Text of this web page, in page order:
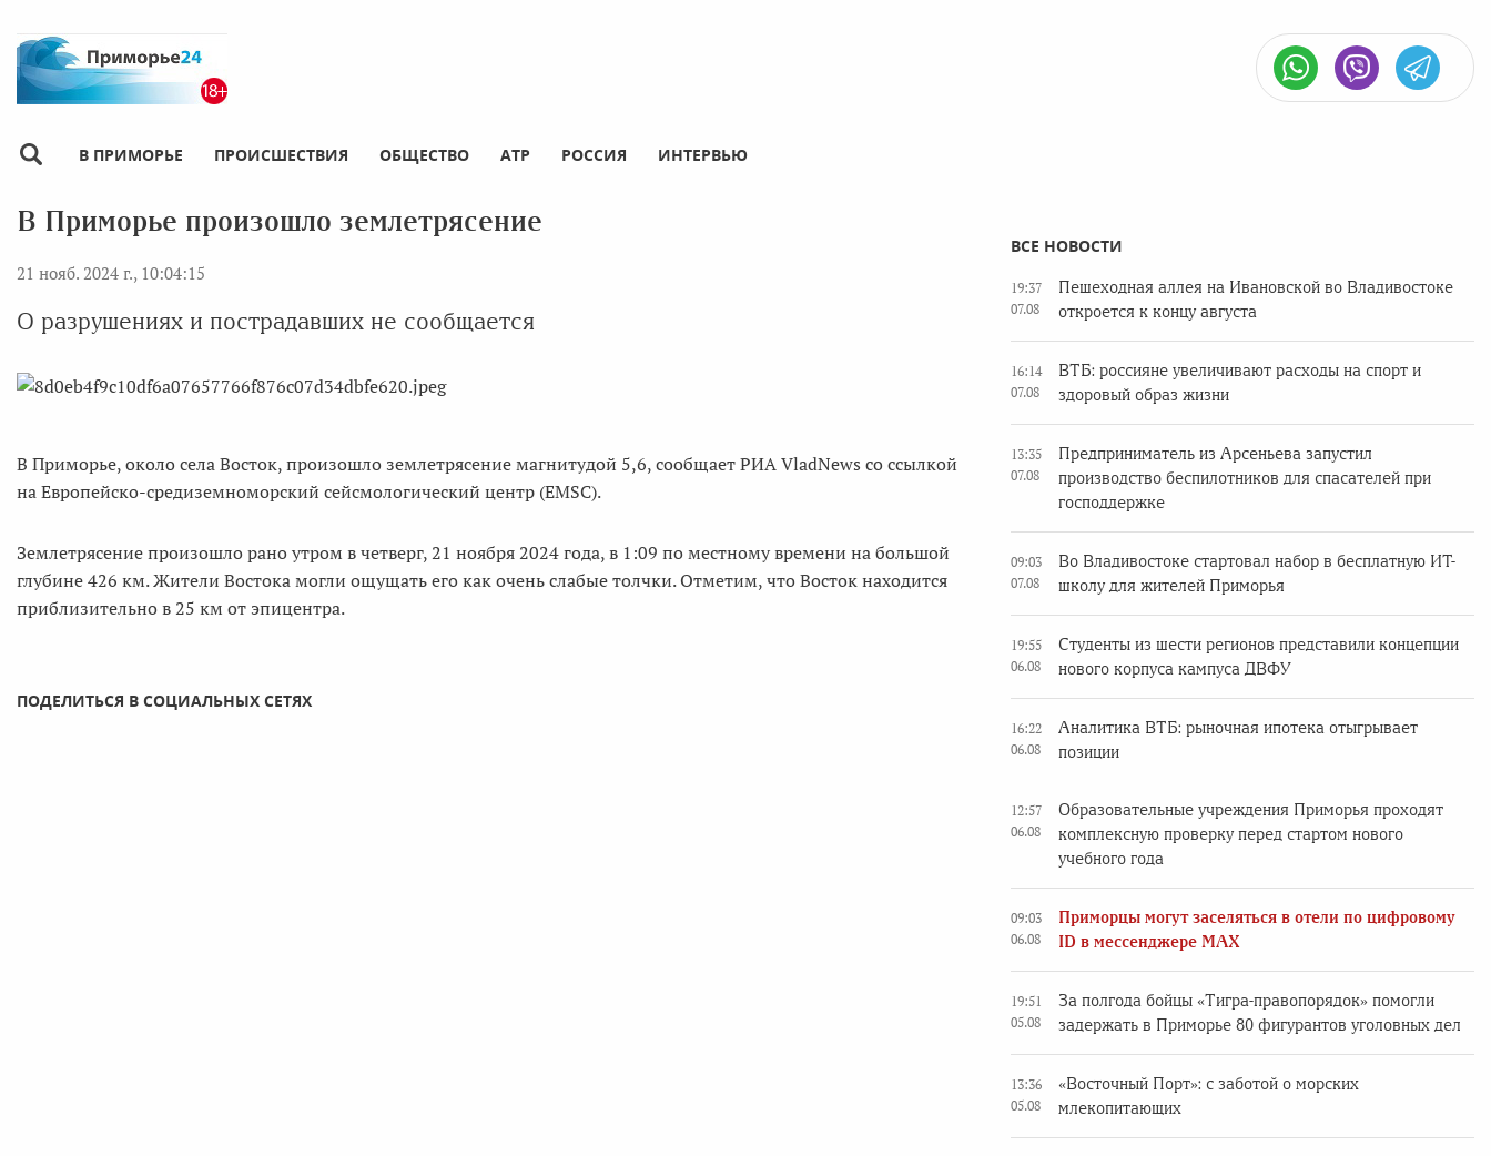
В ПРИМОРЬЕ ПРОИСШЕСТВИЯ ОБЩЕСТВО АТР РОССИЯ ИНТЕРВЬЮ
В Приморье произошло землетрясение
21 нояб. 2024 г., 10:04:15
О разрушениях и пострадавших не сообщается
В Приморье, около села Восток, произошло землетрясение магнитудой 5,6, сообщает РИА VladNews со ссылкой
на Европейско-средиземноморский сейсмологический центр (EMSC).
Землетрясение произошло рано утром в четверг, 21 ноября 2024 года, в 1:09 по местному времени на большой
глубине 426 км. Жители Востока могли ощущать его как очень слабые толчки. Отметим, что Восток находится
приблизительно в 25 км от эпицентра.
ПОДЕЛИТЬСЯ В СОЦИАЛЬНЫХ СЕТЯХ
ВСЕ НОВОСТИ
19:37
07.08
Пешеходная аллея на Ивановской во Владивостоке
откроется к концу августа
16:14
07.08
ВТБ: россияне увеличивают расходы на спорт и
здоровый образ жизни
13:35
07.08
Предприниматель из Арсеньева запустил
производство беспилотников для спасателей при
господдержке
09:03
07.08
Во Владивостоке стартовал набор в бесплатную ИТ-
школу для жителей Приморья
19:55
06.08
Студенты из шести регионов представили концепции
нового корпуса кампуса ДВФУ
16:22
06.08
Аналитика ВТБ: рыночная ипотека отыгрывает
позиции
12:57
06.08
Образовательные учреждения Приморья проходят
комплексную проверку перед стартом нового
учебного года
09:03
06.08
Приморцы могут заселяться в отели по цифровому
ID в мессенджере MAX
19:51
05.08
За полгода бойцы «Тигра-правопорядок» помогли
задержать в Приморье 80 фигурантов уголовных дел
13:36
05.08
«Восточный Порт»: с заботой о морских
млекопитающих